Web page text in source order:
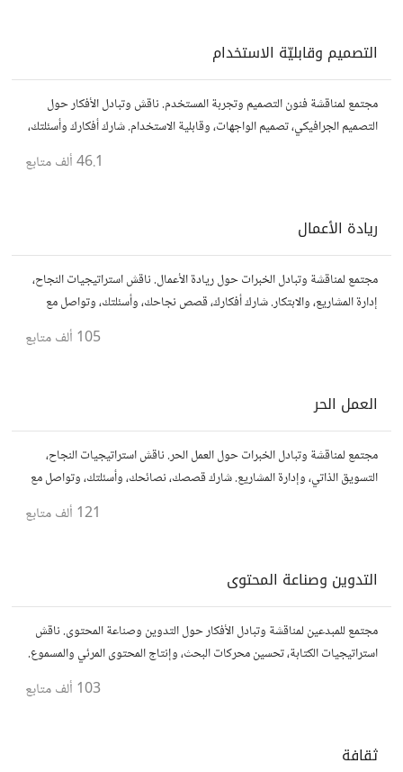
التصميم وقابليّة الاستخدام
مجتمع لمناقشة فنون التصميم وتجربة المستخدم. ناقش وتبادل الأفكار حول
التصميم الجرافيكي، تصميم الواجهات، وقابلية الاستخدام. شارك أفكارك وأسئلتك،
وتواصل مع مصممين ومتخصصين في تحسين تجربة المستخدم.
46.1 ألف متابع
ريادة الأعمال
مجتمع لمناقشة وتبادل الخبرات حول ريادة الأعمال. ناقش استراتيجيات النجاح،
إدارة المشاريع، والابتكار. شارك أفكارك، قصص نجاحك، وأسئلتك، وتواصل مع
105 ألف متابع
العمل الحر
مجتمع لمناقشة وتبادل الخبرات حول العمل الحر. ناقش استراتيجيات النجاح،
التسويق الذاتي، وإدارة المشاريع. شارك قصصك، نصائحك، وأسئلتك، وتواصل مع
121 ألف متابع
التدوين وصناعة المحتوى
مجتمع للمبدعين لمناقشة وتبادل الأفكار حول التدوين وصناعة المحتوى. ناقش
استراتيجيات الكتابة، تحسين محركات البحث، وإنتاج المحتوى المرئي والمسموع.
103 ألف متابع
ثقافة